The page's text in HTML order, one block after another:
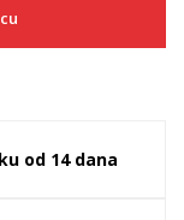
od 14 dana